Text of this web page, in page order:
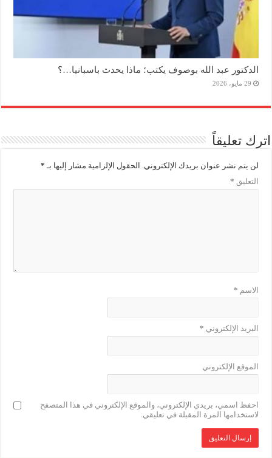
الدكتور عبد الله بوصوف يكتب؛ ماذا يحدث باسبانيا…؟
29 مايو، 2026
اترك تعليقاً
لن يتم نشر عنوان بريدك الإلكتروني. الحقول الإلزامية مشار إليها بـ *
التعليق *
الاسم *
البريد الإلكتروني *
الموقع الإلكتروني
احفظ اسمي، بريدي الإلكتروني، والموقع الإلكتروني في هذا المتصفح
لاستخدامها المرة المقبلة في تعليقي.